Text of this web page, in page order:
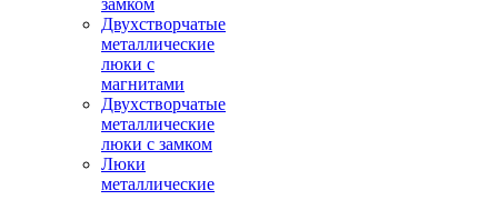
замком
Двухстворчатые
металлические
люки с
магнитами
Двухстворчатые
металлические
люки с замком
Люки
металлические